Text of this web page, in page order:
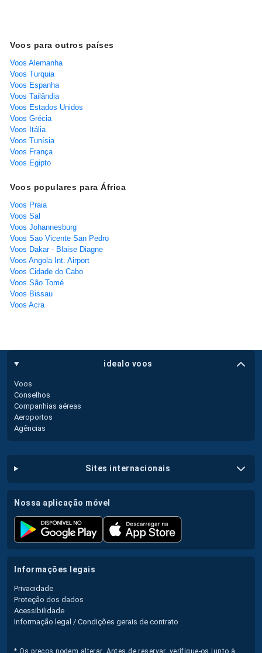
Voos para outros países
Voos Alemanha
Voos Turquia
Voos Espanha
Voos Tailândia
Voos Estados Unidos
Voos Grécia
Voos Itália
Voos Tunísia
Voos França
Voos Egipto
Voos populares para África
Voos Praia
Voos Sal
Voos Johannesburg
Voos Sao Vicente San Pedro
Voos Dakar - Blaise Diagne
Voos Angola Int. Airport
Voos Cidade do Cabo
Voos São Tomé
Voos Bissau
Voos Acra
idealo voos
Voos
Conselhos
Companhias aéreas
Aeroportos
Agências
sites internacionais
nossa aplicação móvel
informações legais
Privacidade
Proteção dos dados
Acessibilidade
Informação legal / Condições gerais de contrato
* Os preços podem alterar. Antes de reservar, verifique-os junto à